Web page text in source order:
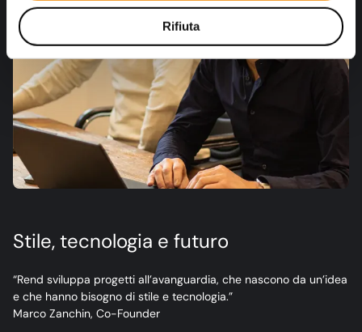
Rifiuta
Stile, tecnologia e futuro
“Rend sviluppa progetti all’avanguardia, che nascono da un’idea
e che hanno bisogno di stile e tecnologia.”
Marco Zanchin, Co-Founder